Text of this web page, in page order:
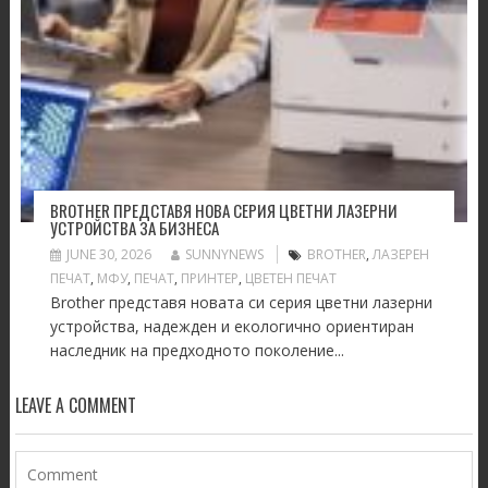
BROTHER ПРЕДСТАВЯ НОВА СЕРИЯ ЦВЕТНИ ЛАЗЕРНИ
УСТРОЙСТВА ЗА БИЗНЕСА
JUNE 30, 2026 SUNNYNEWS BROTHER,ЛАЗЕРЕН
ПЕЧАТ, МФУ, ПЕЧАТ, ПРИНТЕР, ЦВЕТЕН ПЕЧАТ
Brother представя новата си серия цветни лазерни
устройства, надежден и екологично ориентиран
наследник на предходното поколение...
LEAVE A COMMENT